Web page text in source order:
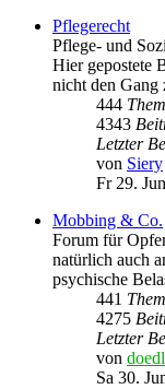
Pflegerecht
Pflege- und
Hier gepostete
nicht den
444
4343
Letzter
von Siery
Fr 29.
Mobbing & Co.
Forum für
natürlich auch
psychische
441
4275
Letzter
von doedl
Sa 30.